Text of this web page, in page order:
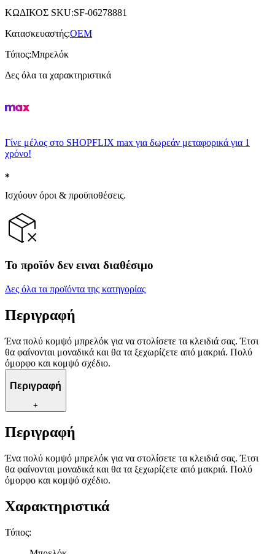
ΚΩΔΙΚΟΣ SKU:SF-06278881
Κατασκευαστής:OEM
Τύπος:Μπρελόκ
Δες όλα τα χαρακτηριστικά
Γίνε μέλος στο SHOPFLIX max για δωρεάν μεταφορικά για 1
χρόνο!
Ισχύουν όροι & προϋποθέσεις.
Το προϊόν δεν ειναι διαθέσιμο
Δες όλα τα προϊόντα της κατηγορίας
Περιγραφή
Ένα πολύ κομψό μπρελόκ για να στολίσετε τα κλειδιά σας. Έτσι
θα φαίνονται μοναδικά και θα τα ξεχωρίζετε από μακριά. Πολύ
όμορφο και κομψό σχέδιο.
Περιγραφή
+
Περιγραφή
Ένα πολύ κομψό μπρελόκ για να στολίσετε τα κλειδιά σας. Έτσι
θα φαίνονται μοναδικά και θα τα ξεχωρίζετε από μακριά. Πολύ
όμορφο και κομψό σχέδιο.
Χαρακτηριστικά
Τύπος: